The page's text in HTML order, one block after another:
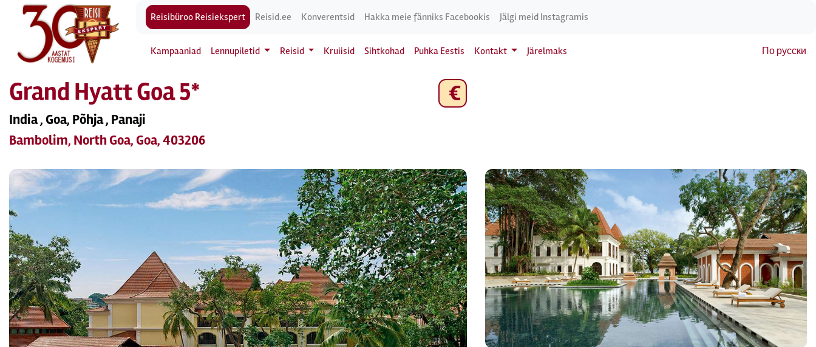
Reisibüroo Reisiekspert Reisid.ee Konverentsid Hakka meie fänniks Facebookis Jälgi meid Instagramis
Kampaaniad Lennupiletid Reisid Kruiisid Sihtkohad Puhka Eestis Kontakt Järelmaks По русски
Grand Hyatt Goa 5*
India , Goa, Põhja , Panaji
Bambolim, North Goa, Goa, 403206
€